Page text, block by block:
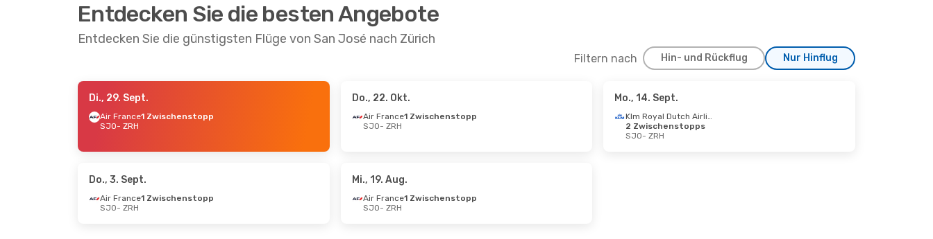
Entdecken Sie die besten Angebote
Entdecken Sie die günstigsten Flüge von San José nach Zürich
Filtern nach Hin- und Rückflug Nur Hinflug
- Fr., 25. Sept.
Swiss International Air LinesDirekt
2 Zwischenstopps
Klm Royal Dutch Airlines
Di., 29. Sept.
Air France1 Zwischenstopp
SJO- ZRH
Do., 22. Okt.
Air France1 Zwischenstopp
SJO- ZRH
Mo., 14. Sept.
Klm Royal Dutch Airlines
2 Zwischenstopps
SJO- ZRH
Do., 3. Sept.
Air France1 Zwischenstopp
SJO- ZRH
Mi., 19. Aug.
Air France1 Zwischenstopp
SJO- ZRH